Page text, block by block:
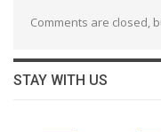
Comments are closed,
STAY WITH US